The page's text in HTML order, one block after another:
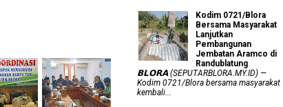
Kodim 0721/Blora
Bersama Masyarakat
Lanjutkan
Pembangunan
Jembatan Aramco di
Randublatung
𝗕𝗟𝗢𝗥𝗔 (SEPUTARBLORA.MY.ID) —
Kodim 0721/Blora bersama masyarakat
kembali...